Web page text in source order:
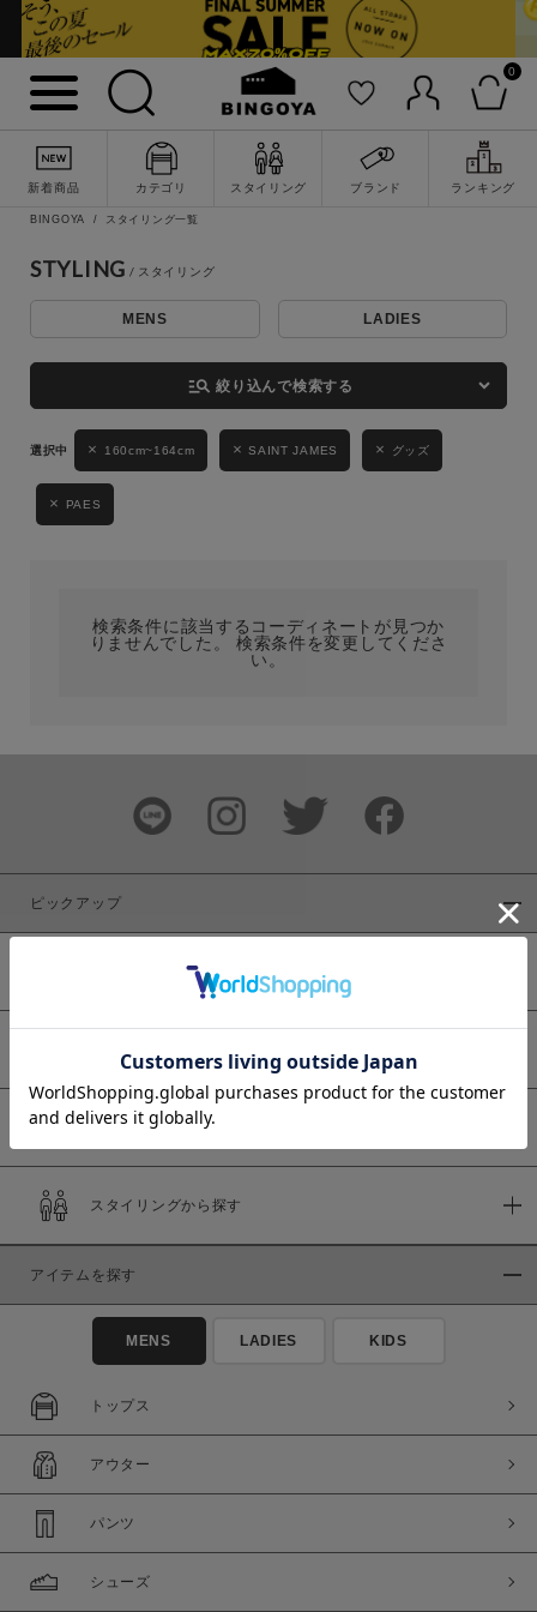
0
新着商品 カテゴリ スタイリング ブランド ランキング
詳細検索
キーワード
性別
MENS LADIES KIDS
ブランド
商品タイプ
通常商品
セール価格
在庫
在庫あり
BINGOYA スタイリング一覧
STYLING
MENS LADIES
manage_search 絞り込んで検索する
160cm~164cm SAINT JAMES グッズ
PAES
検索条件に該当するコーディネートが見つか
りませんでした。 検索条件を変更してくださ
い。
ピックアップ
予約商品
スタイリングから探す
アイテムを探す
MENS LADIES KIDS
トップス
アウター
パンツ
シューズ